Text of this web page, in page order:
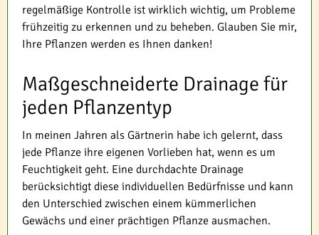
regelmäßige Kontrolle ist wirklich wichtig, um Probleme
frühzeitig zu erkennen und zu beheben. Glauben Sie mir,
Ihre Pflanzen werden es Ihnen danken!
Maßgeschneiderte Drainage für
jeden Pflanzentyp
In meinen Jahren als Gärtnerin habe ich gelernt, dass
jede Pflanze ihre eigenen Vorlieben hat, wenn es um
Feuchtigkeit geht. Eine durchdachte Drainage
berücksichtigt diese individuellen Bedürfnisse und kann
den Unterschied zwischen einem kümmerlichen
Gewächs und einer prächtigen Pflanze ausmachen.